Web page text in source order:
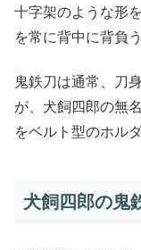
十字架のような形
を常に背中に背負
鬼鉄刀は通常、刀
が、犬飼四郎の無
をベルト型のホル
犬飼四郎の鬼